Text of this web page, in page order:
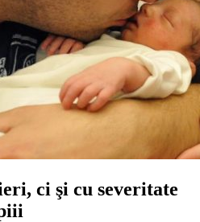
ci şi cu severitate